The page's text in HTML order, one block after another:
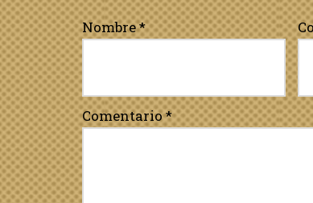
Nombre*
Comentario*